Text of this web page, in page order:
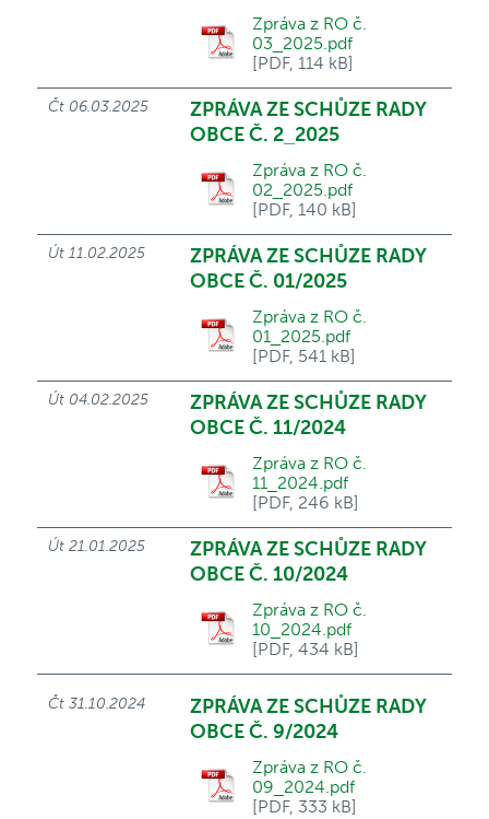
Zpráva z RO č.
03_2025.pdf
[PDF, 114 kB]
Čt 06.03.2025
ZPRÁVA ZE SCHŮZE RADY
OBCE Č. 2_2025
Zpráva z RO č.
02_2025.pdf
[PDF, 140 kB]
Út 11.02.2025
ZPRÁVA ZE SCHŮZE RADY
OBCE Č. 01/2025
Zpráva z RO č.
01_2025.pdf
[PDF, 541 kB]
Út 04.02.2025
ZPRÁVA ZE SCHŮZE RADY
OBCE Č. 11/2024
Zpráva z RO č.
11_2024.pdf
[PDF, 246 kB]
Út 21.01.2025
ZPRÁVA ZE SCHŮZE RADY
OBCE Č. 10/2024
Zpráva z RO č.
10_2024.pdf
[PDF, 434 kB]
Čt 31.10.2024
ZPRÁVA ZE SCHŮZE RADY
OBCE Č. 9/2024
Zpráva z RO č.
09_2024.pdf
[PDF, 333 kB]